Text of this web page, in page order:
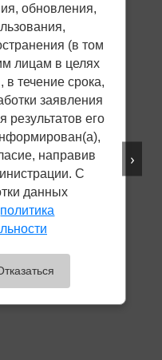
обновления,
(в том
лицам в целях
течение срока,
заявления
результатов его
направив
С
данных
политика
›